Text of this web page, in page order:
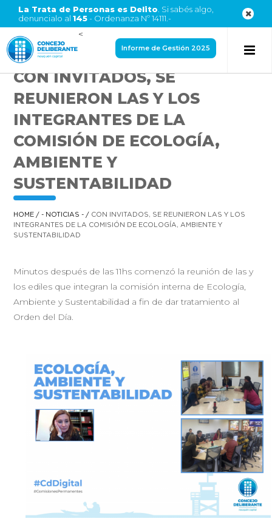
La Trata de Personas es Delito . Si sabés algo,
denuncialo al 145- Ordenanza Nº 14111.-
<
Informe de Gestión 2025
CON INVITADOS, SE
REUNIERON LAS Y LOS
INTEGRANTES DE LA
COMISIÓN DE ECOLOGÍA,
AMBIENTE Y
SUSTENTABILIDAD
HOME /- NOTICIAS - / CON INVITADOS, SE REUNIERON LAS Y LOS
INTEGRANTES DE LA COMISIÓN DE ECOLOGÍA, AMBIENTE Y
SUSTENTABILIDAD
Minutos después de las 11hs comenzó la reunión de las y
los ediles que integran la comisión interna de Ecología,
Ambiente y Sustentabilidad a fin de dar tratamiento al
Orden del Día.